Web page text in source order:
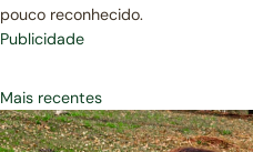
pouco reconhecido.
Publicidade
Mais recentes